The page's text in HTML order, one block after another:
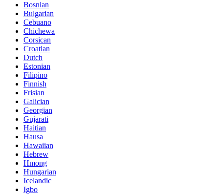
Bosnian
Bulgarian
Cebuano
Chichewa
Corsican
Croatian
Dutch
Estonian
Filipino
Finnish
Frisian
Galician
Georgian
Gujarati
Haitian
Hausa
Hawaiian
Hebrew
Hmong
Hungarian
Icelandic
Igbo